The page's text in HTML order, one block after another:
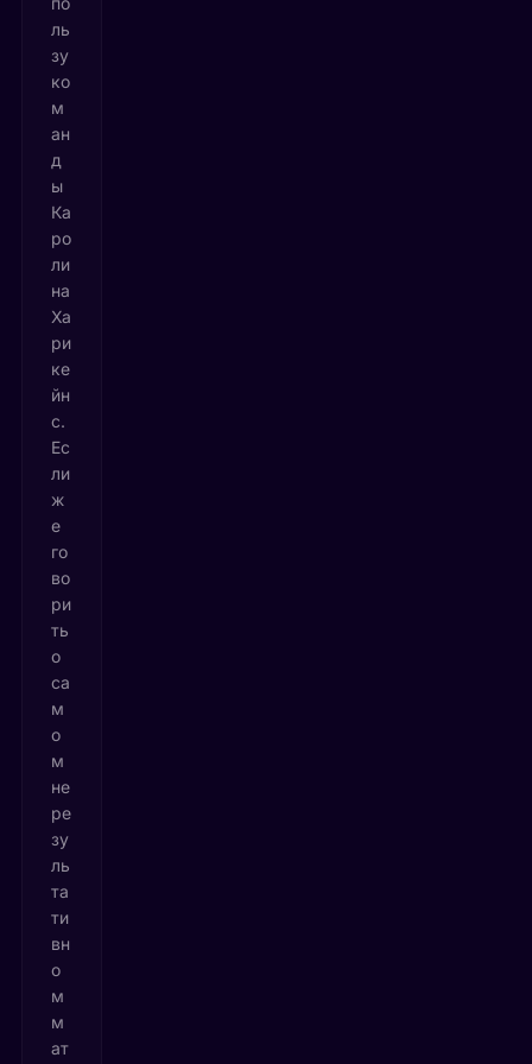
ль
зу
ко
м
ан
д
ы
Ка
ро
ли
на
Ха
ри
ке
йн
с.
Ес
ли
ж
е
го
во
ри
ть
о
са
м
о
м
не
ре
зу
ль
та
ти
вн
о
м
м
ат